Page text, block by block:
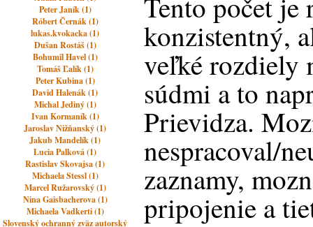
Peter Janík (1)
Róbert Černák (1)
lukas.kvokacka (1)
Dušan Rostáš (1)
Bohumil Havel (1)
Tomáš Ľalík (1)
Peter Kubina (1)
David Halenák (1)
Michal Jediný (1)
Ivan Kormaník (1)
Jaroslav Nižňanský (1)
Jakub Mandelík (1)
Lucia Palková (1)
Rastislav Skovajsa (1)
Michaela Stessl (1)
Marcel Ružarovský (1)
Nina Gaisbacherova (1)
Michaela Vadkerti (1)
Slovenský ochranný zväz autorský
konzistentný,
veľké rozdiely
súdmi a to
Prievidza.
nespracoval/
zaznamy,
pripojenie a